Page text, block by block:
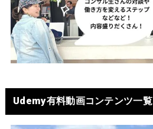
Udemy有料動画コンテンツ一覧